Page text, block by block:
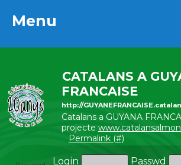
Menu
CATALANS A
FRANCAISE
http://
Catalans a GUYANA
projecte
Permalink (#)
Login Passwd
Menu